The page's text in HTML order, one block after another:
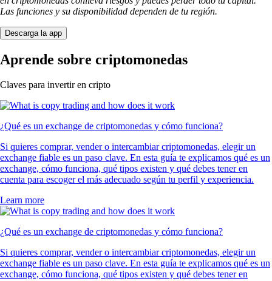
Las funciones y su disponibilidad dependen de tu región.
Descarga la app
Aprende sobre criptomonedas
Claves para invertir en cripto
¿Qué es un exchange de criptomonedas y cómo funciona?
Si quieres comprar, vender o intercambiar criptomonedas, elegir un
exchange fiable es un paso clave. En esta guía te explicamos qué es un
exchange, cómo funciona, qué tipos existen y qué debes tener en
cuenta para escoger el más adecuado según tu perfil y experiencia.
Learn more
¿Qué es un exchange de criptomonedas y cómo funciona?
Si quieres comprar, vender o intercambiar criptomonedas, elegir un
exchange fiable es un paso clave. En esta guía te explicamos qué es un
exchange, cómo funciona, qué tipos existen y qué debes tener en